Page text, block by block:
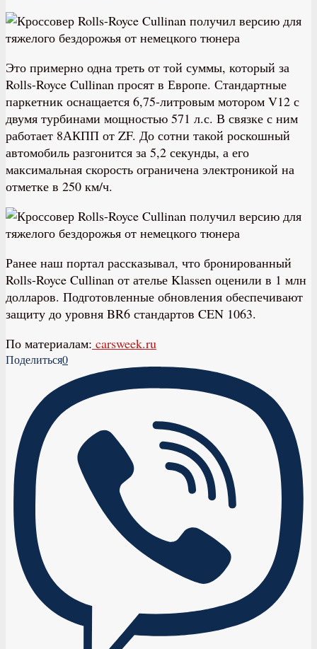
Это примерно одна треть от той суммы, который за
Rolls-Royce Cullinan просят в Европе. Стандартные
паркетник оснащается 6,75-литровым мотором V12 с
двумя турбинами мощностью 571 л.с. В связке с ним
работает 8АКПП от ZF. До сотни такой роскошный
автомобиль разгонится за 5,2 секунды, а его
максимальная скорость ограничена электроникой на
отметке в 250 км/ч.
Ранее наш портал рассказывал, что бронированный
Rolls-Royce Cullinan от ателье Klassen оценили в 1 млн
долларов. Подготовленные обновления обеспечивают
защиту до уровня BR6 стандартов CEN 1063.
По материалам: carsweek.ru
Поделиться0